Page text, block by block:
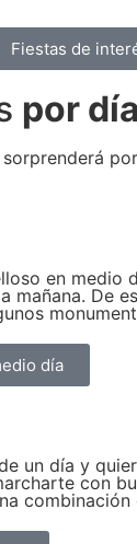
Fiestas de
por
en medio
mañana. De
día
un día y
con
combinación